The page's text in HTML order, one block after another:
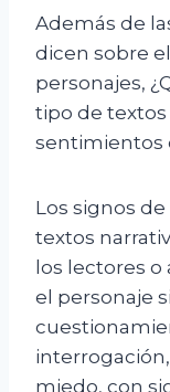
Además de
dicen sobre
personajes,
tipo de textos
sentimientos
Los signos
textos
los lectores
el personaje
miedo, con